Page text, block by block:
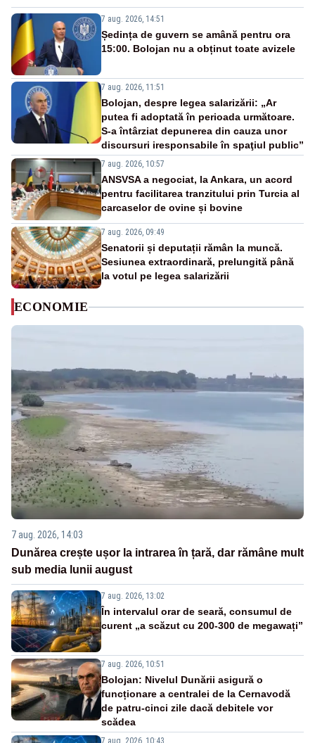
7 aug. 2026, 14:51
Ședința de guvern se amână pentru ora
15:00. Bolojan nu a obținut toate avizele
7 aug. 2026, 11:51
Bolojan, despre legea salarizării: „Ar
putea fi adoptată în perioada următoare.
S-a întârziat depunerea din cauza unor
discursuri iresponsabile în spaţiul public”
7 aug. 2026, 10:57
ANSVSA a negociat, la Ankara, un acord
pentru facilitarea tranzitului prin Turcia al
carcaselor de ovine și bovine
7 aug. 2026, 09:49
Senatorii și deputații rămân la muncă.
Sesiunea extraordinară, prelungită până
la votul pe legea salarizării
ECONOMIE
7 aug. 2026, 14:03
Dunărea crește ușor la intrarea în țară, dar rămâne mult
sub media lunii august
7 aug. 2026, 13:02
În intervalul orar de seară, consumul de
curent „a scăzut cu 200-300 de megawați”
7 aug. 2026, 10:51
Bolojan: Nivelul Dunării asigură o
funcționare a centralei de la Cernavodă
de patru-cinci zile dacă debitele vor
scădea
7 aug. 2026, 10:43